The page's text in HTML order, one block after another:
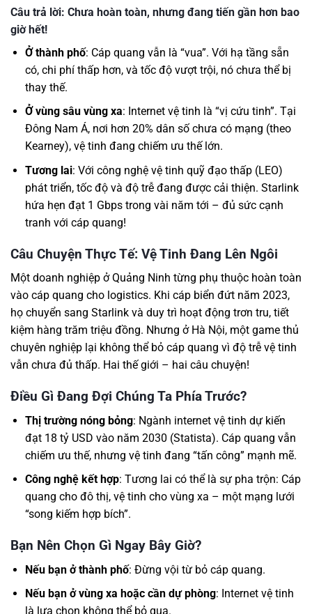
Câu trả lời: Chưa hoàn toàn, nhưng đang tiến gần hơn bao
giờ hết!
Ở thành phố: Cáp quang vẫn là “vua”. Với hạ tầng sẵn
có, chi phí thấp hơn, và tốc độ vượt trội, nó chưa thể bị
thay thế.
Ở vùng sâu vùng xa: Internet vệ tinh là “vị cứu tinh”. Tại
Đông Nam Á, nơi hơn 20% dân số chưa có mạng (theo
Kearney), vệ tinh đang chiếm ưu thế lớn.
Tương lai: Với công nghệ vệ tinh quỹ đạo thấp (LEO)
phát triển, tốc độ và độ trễ đang được cải thiện. Starlink
hứa hẹn đạt 1 Gbps trong vài năm tới – đủ sức cạnh
tranh với cáp quang!
Câu Chuyện Thực Tế: Vệ Tinh Đang Lên Ngôi
Một doanh nghiệp ở Quảng Ninh từng phụ thuộc hoàn toàn
vào cáp quang cho logistics. Khi cáp biển đứt năm 2023,
họ chuyển sang Starlink và duy trì hoạt động trơn tru, tiết
kiệm hàng trăm triệu đồng. Nhưng ở Hà Nội, một game thủ
chuyên nghiệp lại không thể bỏ cáp quang vì độ trễ vệ tinh
vẫn chưa đủ thấp. Hai thế giới – hai câu chuyện!
Điều Gì Đang Đợi Chúng Ta Phía Trước?
Thị trường nóng bỏng: Ngành internet vệ tinh dự kiến
đạt 18 tỷ USD vào năm 2030 (Statista). Cáp quang vẫn
chiếm ưu thế, nhưng vệ tinh đang “tấn công” mạnh mẽ.
Công nghệ kết hợp: Tương lai có thể là sự pha trộn: Cáp
quang cho đô thị, vệ tinh cho vùng xa – một mạng lưới
“song kiếm hợp bích”.
Bạn Nên Chọn Gì Ngay Bây Giờ?
Nếu bạn ở thành phố: Đừng vội từ bỏ cáp quang.
Nếu bạn ở vùng xa hoặc cần dự phòng: Internet vệ tinh
là lựa chọn không thể bỏ qua.